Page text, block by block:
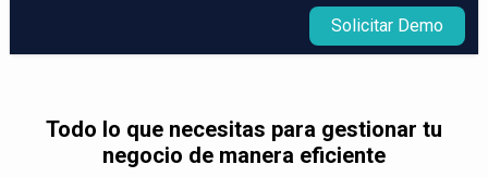
Solicitar Demo
Todo lo que necesitas para gestionar tu
negocio de manera eficiente